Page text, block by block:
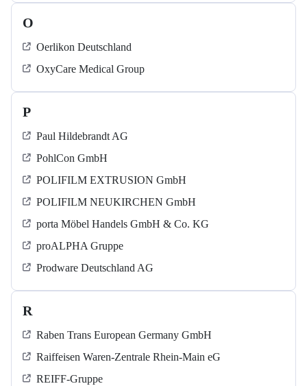
O
Oerlikon Deutschland
OxyCare Medical Group
P
Paul Hildebrandt AG
PohlCon GmbH
POLIFILM EXTRUSION GmbH
POLIFILM NEUKIRCHEN GmbH
porta Möbel Handels GmbH & Co. KG
proALPHA Gruppe
Prodware Deutschland AG
R
Raben Trans European Germany GmbH
Raiffeisen Waren-Zentrale Rhein-Main eG
REIFF-Gruppe